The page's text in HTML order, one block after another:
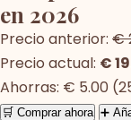
en 2026
Precio anterior: €
Precio actual: €
Ahorras: € 5.00
🛒 Comprar ahora ➕